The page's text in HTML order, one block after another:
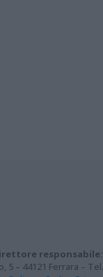
responsabile:
5 – 44121 Ferrara –